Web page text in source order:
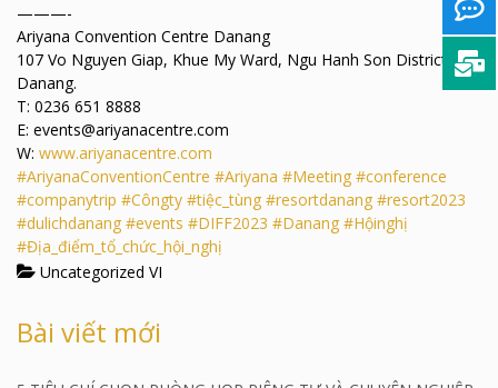
———-
Ariyana Convention Centre Danang
107 Vo Nguyen Giap, Khue My Ward, Ngu Hanh Son District,
Danang.
T: 0236 651 8888
E: events@ariyanacentre.com
W: www.ariyanacentre.com
#AriyanaConventionCentre #Ariyana #Meeting #conference
#companytrip #Côngty #tiệc_tùng #resortdanang #resort2023
#dulichdanang #events #DIFF2023 #Danang #Hộinghị
#Địa_điểm_tổ_chức_hội_nghị
Uncategorized VI
Bài viết mới